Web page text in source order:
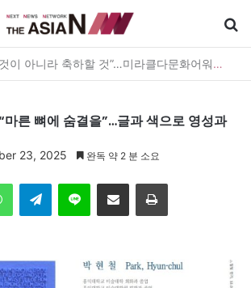
“사람을 위한 생각이라면 현실과 생각 사이에 돌다리 하나는 놓아야 하지 않을까”
른 뼈에 숨결을”…글과 색으로 영성과
23, 2025 완독 약 2 분 소요
WhatsAppTelegramLine 이메일 인쇄